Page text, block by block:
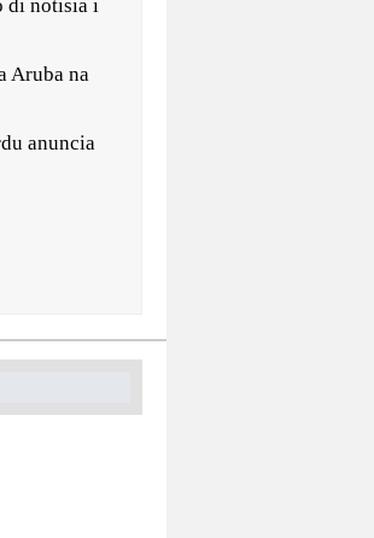
di notisia i
Aruba na
anuncia